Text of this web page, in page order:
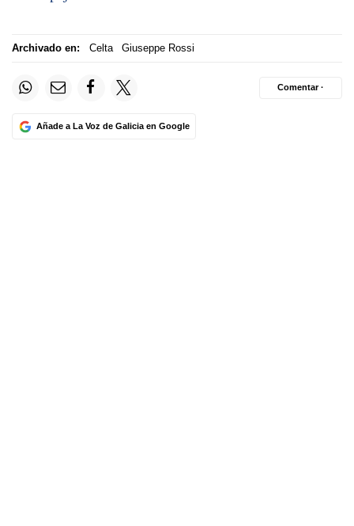
Archivado en: Celta Giuseppe Rossi
Añade a La Voz de Galicia en Google
Comentar ·